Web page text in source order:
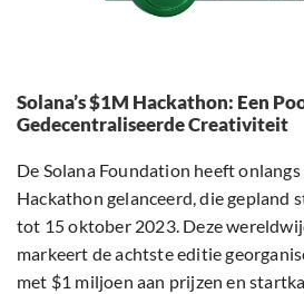
Solana’s $1M Hackathon: Een
Gedecentraliseerde Creativiteit
De Solana Foundation heeft
Hackathon gelanceerd, die gepland
tot 15 oktober 2023. Deze
markeert de achtste editie
met $1 miljoen aan prijzen en